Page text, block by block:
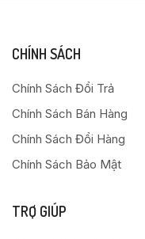
CHÍNH SÁCH
Chính Sách Đổi Trả
Chính Sách Bán Hàng
Chính Sách Đổi Hàng
Chính Sách Bảo Mật
TRỢ GIÚP